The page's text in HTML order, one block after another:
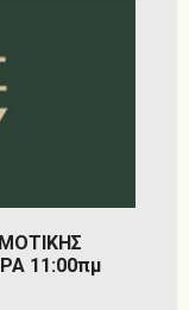
11:00πμ